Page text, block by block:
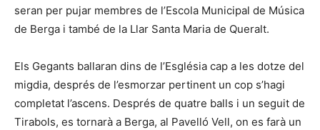
seran per pujar membres de l’Escola Municipal de Música
de Berga i també de la Llar Santa Maria de Queralt.
Els Gegants ballaran dins de l’Església cap a les dotze del
migdia, després de l’esmorzar pertinent un cop s’hagi
completat l’ascens. Després de quatre balls i un seguit de
Tirabols, es tornarà a Berga, al Pavelló Vell, on es farà un